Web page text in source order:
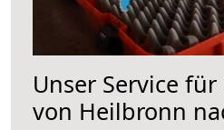
Unser Service
von Heilbronn